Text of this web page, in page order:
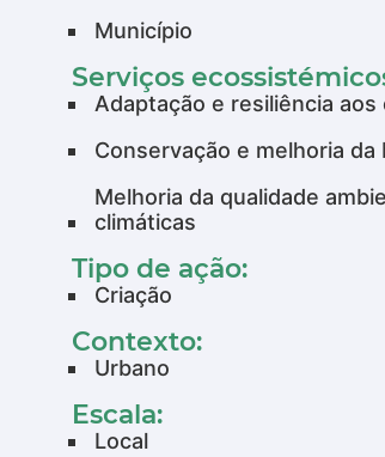
Município
Serviços
Adaptação e resiliência
Conservação e melhoria da
Melhoria da qualidade
climáticas
Tipo de ação:
Criação
Contexto:
Urbano
Escala:
Local